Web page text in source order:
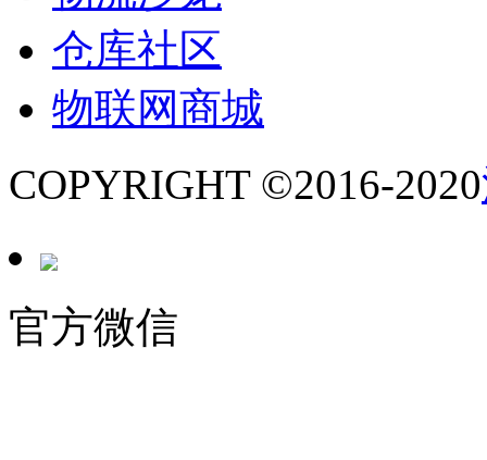
仓库社区
物联网商城
COPYRIGHT ©2016-2020
官方微信